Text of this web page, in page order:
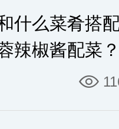
什么菜肴搭
辣椒酱配菜